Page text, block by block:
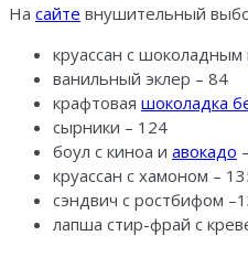
На сайте внушительный
круассан с
ванильный эклер – 84
крафтовая шоколадка
сырники – 124
боул с киноа и авокадо
круассан с хамоном –
сэндвич с ростбифом
лапша стир-фрай с